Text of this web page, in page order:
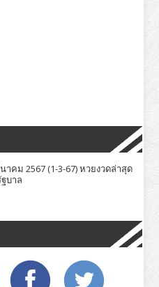
าคม 2567 (1-3-67) หวยงวดล่าสุด
บาล